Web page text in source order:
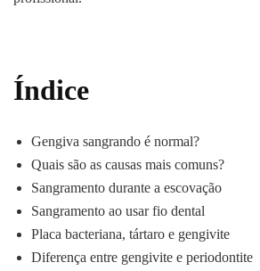
Índice
Gengiva sangrando é normal?
Quais são as causas mais comuns?
Sangramento durante a escovação
Sangramento ao usar fio dental
Placa bacteriana, tártaro e gengivite
Diferença entre gengivite e periodontite